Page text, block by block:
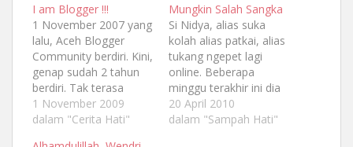
I am Blogger !!!
1 November 2007 yang
lalu, Aceh Blogger
Community berdiri. Kini,
genap sudah 2 tahun
berdiri. Tak terasa
berbagai kegiatan telah
kami tempuh selama 2
1 November 2009
dalam "Cerita Hati"
Mungkin Salah Sangka
Si Nidya, alias suka
kolah alias patkai, alias
tukang ngepet lagi
online. Beberapa
minggu terakhir ini dia
suka sekali online
malam, ntah kenapa.
20 April 2010
dalam "Sampah Hati"